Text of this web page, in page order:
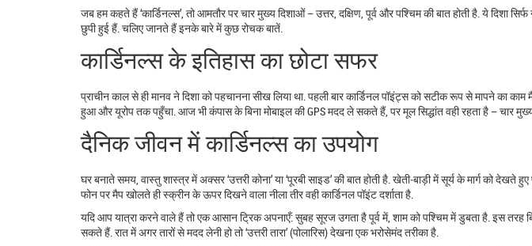
जब हम कहते हैं ‘कार्डिनल्स’, तो आमतौर पर चार मुख्य दिशाओं – उत्तर, दक्षिण, पूर्व और पश्चिम की बात होती है. ये दिशा सिर्फ
छुपी हुई हैं. चलिए जानते हैं इनके बारे में कुछ रोचक बातें.
कार्डिनल्स के इतिहास का छोटा सफर
प्राचीन काल से ही मानव ने दिशा को पहचानना सीख लिया था. पहली बार कार्डिनल पॉइंट्स को सटीक रूप से मापने का
हुआ और यूरोप तक पहुँचा. आज भी कंपास के बिना मोबाइल की GPS मदद ले सकते हैं, पर मूल सिद्धांत वही रहता है – चार मुख्य
दैनिक जीवन में कार्डिनल्स का उपयोग
घर बनाते समय, वास्तु शास्त्र में अक्सर ‘उत्तरी कोना’ या ‘पूरबी साइड’ की बात होती है. खेती‑बाड़ी में सूर्य के मार्ग को
फोन पर मैप खोलते ही स्क्रीन के ऊपर दिखने वाला नीला तीर वही कार्डिनल पॉइंट दर्शाता है.
यदि आप यात्रा करने वाले हैं तो एक आसान ट्रिक अपनाएँ: सुबह सूरज उगता है पूर्व में, शाम को पश्चिम में डुबता है. इस तरह
सकते हैं. रात में अगर तारों से मदद लेनी हो तो ‘उत्तरी तारा’ (पोलारिस) देखना एक भरोसेमंद तरीका है.